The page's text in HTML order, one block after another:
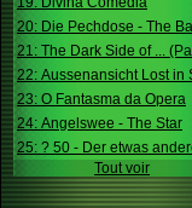
20: Die Pechdose - The
21: The Dark Side of ...
22: Aussenansicht Lost in
23: O Fantasma da Opera
24: Angelswee - The Star
25: ? 50 - Der etwas
Tout voir